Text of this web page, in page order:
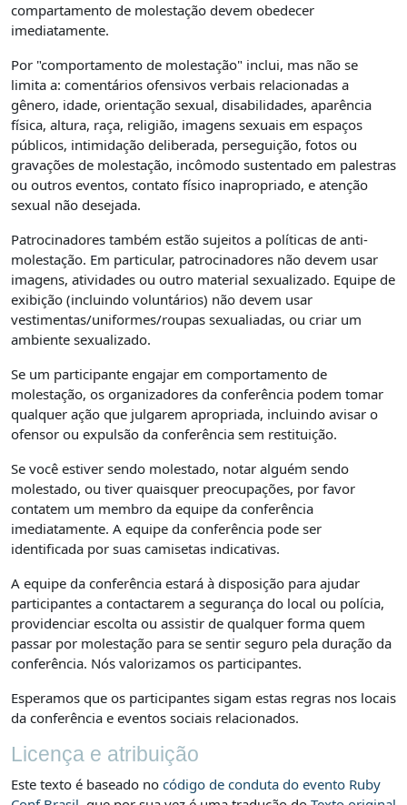
compartamento de molestação devem obedecer
imediatamente.
Por "comportamento de molestação" inclui, mas não se
limita a: comentários ofensivos verbais relacionadas a
gênero, idade, orientação sexual, disabilidades, aparência
física, altura, raça, religião, imagens sexuais em espaços
públicos, intimidação deliberada, perseguição, fotos ou
gravações de molestação, incômodo sustentado em palestras
ou outros eventos, contato físico inapropriado, e atenção
sexual não desejada.
Patrocinadores também estão sujeitos a políticas de anti-
molestação. Em particular, patrocinadores não devem usar
imagens, atividades ou outro material sexualizado. Equipe de
exibição (incluindo voluntários) não devem usar
vestimentas/uniformes/roupas sexualiadas, ou criar um
ambiente sexualizado.
Se um participante engajar em comportamento de
molestação, os organizadores da conferência podem tomar
qualquer ação que julgarem apropriada, incluindo avisar o
ofensor ou expulsão da conferência sem restituição.
Se você estiver sendo molestado, notar alguém sendo
molestado, ou tiver quaisquer preocupações, por favor
contatem um membro da equipe da conferência
imediatamente. A equipe da conferência pode ser
identificada por suas camisetas indicativas.
A equipe da conferência estará à disposição para ajudar
participantes a contactarem a segurança do local ou polícia,
providenciar escolta ou assistir de qualquer forma quem
passar por molestação para se sentir seguro pela duração da
conferência. Nós valorizamos os participantes.
Esperamos que os participantes sigam estas regras nos locais
da conferência e eventos sociais relacionados.
Licença e atribuição
Este texto é baseado no código de conduta do evento Ruby